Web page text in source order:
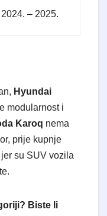
2024. – 2025.
Hyundai
modularnost i
Karoq nema
prije kupnje
su SUV vozila
Biste li